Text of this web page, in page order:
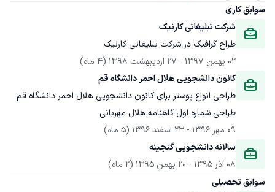
سوابق کاری
شرکت تبلیغاتی کارنیک
طراح گرافیک در شرکت تبلیغاتی کارنیک
02 بهمن 1397
- 27 اردیبهشت 1398
(4 ماه)
کانون دانشجویی هلال احمر دانشگاه قم
طراحی شماره اول گاهنامه هلال مهربانی
09 مهر 1396
- 23 اسفند 1396
(5 ماه)
سالانه دانشجویی گنجینه
08 آذر 1395
- 20 بهمن 1395
(2 ماه)
سوابق تحصیلی